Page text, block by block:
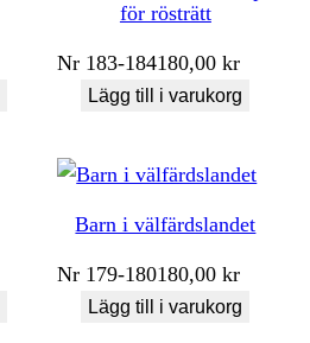
för rösträtt
Nr 183-184180,00kr
Lägg till i varukorg
Barn i välfärdslandet
Nr 179-180180,00kr
Lägg till i varukorg